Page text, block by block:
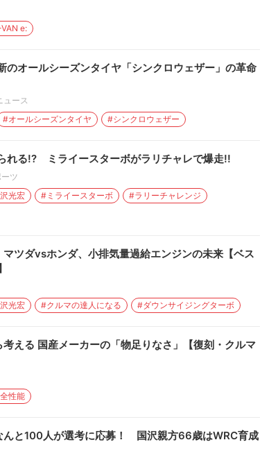
e:
オールシーズンタイヤ「シンクロウェザー」の革命
ュース
#オールシーズンタイヤ #シンクロウェザー
れる!? ミライースターボがラリチャレで爆走!!
ツ
光宏 #ミライースターボ
#ラリーチャレンジ
ツダvsホンダ、小排気量過給エンジンの未来【ベス
光宏 #クルマの達人になる #ダウンサイジングターボ
える 国産メーカーの「物足りなさ」【復刻・クルマ
性能
と100人が選考に応募！ 国沢親方66歳はWRC育成